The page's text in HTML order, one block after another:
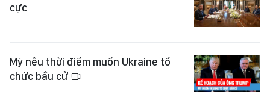
cực
Mỹ nêu thời điểm muốn Ukraine tổ
chức bầu cử